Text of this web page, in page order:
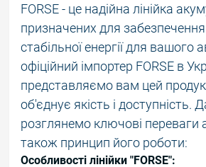
FORSE - це надійна лінійка
призначених для забезпечення
стабільної енергії для вашого
офіційний імпортер FORSE в
представляємо вам цей
об'єднує якість і доступність.
розглянемо ключові переваги
також принцип його роботи:
Особливості лінійки "FORSE":